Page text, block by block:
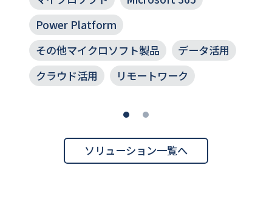
Power Platform
その他マイクロソフト製品
データ活用
クラウド活用
リモートワーク
ソリューション一覧へ